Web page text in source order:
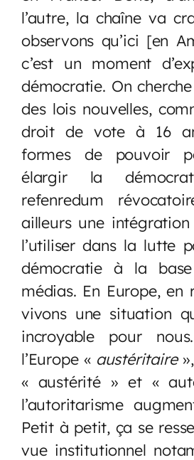
l’autre, la chaîne va
observons qu’ici [en
c’est un moment
démocratie. On
des lois nouvelles,
droit de vote à 16
formes de pouvoir
élargir la
refenredum
ailleurs une
l’utiliser dans la lutte
démocratie à la
médias. En Europe, en
vivons une situation
incroyable pour
l’Europe « austéritaire
« austérité » et «
l’autoritarisme
Petit à petit, ça se
vue institutionnel